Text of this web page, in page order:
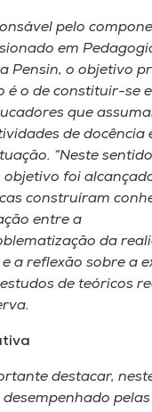
pelo
em
Pensin, o objetivo
é o de constituir-se
que
de docência
“Neste
foi
construíram
entre a
da
a reflexão sobre a
de teóricos
destacar,
pelas